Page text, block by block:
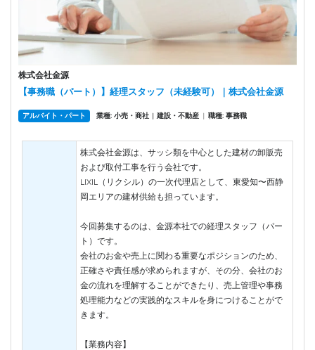
株式会社金源
【事務職（パート）】経理スタッフ（未経験可）｜株式会社金源
アルバイト・パート 業種: 小売・商社 | 建設・不動産 | 職種: 事務職
株式会社金源は、サッシ類を中心とした建材の卸販売
および取付工事を行う会社です。
LIXIL（リクシル）の一次代理店として、東愛知〜西静
岡エリアの建材供給も担っています。
今回募集するのは、金源本社での経理スタッフ（パー
ト）です。
会社のお金や売上に関わる重要なポジションのため、
正確さや責任感が求められますが、その分、会社のお
金の流れを理解することができたり、売上管理や事務
処理能力などの実践的なスキルを身につけることがで
きます。
【業務内容】